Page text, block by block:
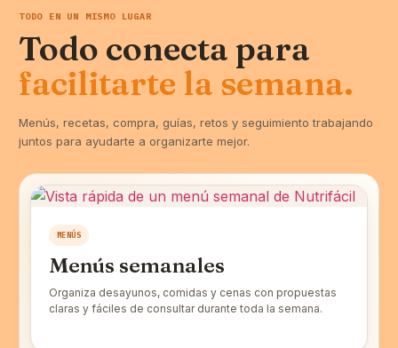
TODO EN UN MISMO LUGAR
Todo conecta para
facilitarte la semana.
Menús, recetas, compra, guías, retos y seguimiento trabajando
juntos para ayudarte a organizarte mejor.
MENÚS
Menús semanales
Organiza desayunos, comidas y cenas con propuestas
claras y fáciles de consultar durante toda la semana.